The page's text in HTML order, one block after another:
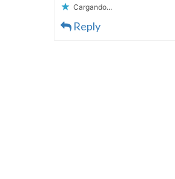
Cargando...
Reply